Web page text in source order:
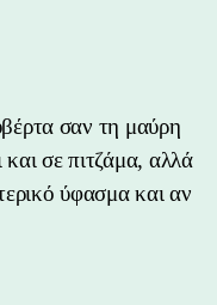
σαν τη μαύρη
σε πιτζάμα, αλλά
ύφασμα και αν